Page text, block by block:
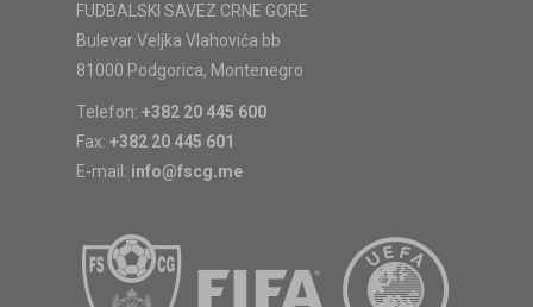
FUDBALSKI SAVEZ CRNE GORE
Bulevar Veljka Vlahovića bb
81000 Podgorica, Montenegro
Telefon: +382 20 445 600
Fax: +382 20 445 601
E-mail: info@fscg.me